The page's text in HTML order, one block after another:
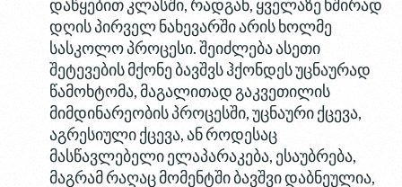
დაწყებით კლასში, რადგან, ყველაზე ხშირად
დღის პირველ ნახევარში არის ხოლმე
სასკოლო პროცესი. შეიძლება ასეთი
შეტევების მქონე ბავშვს ჰქონდეს უცნაურად
წამოხტომა, მაგალითად გაკვეთილის
მიმდინარეობის პროცესში, უცნაური ქცევა,
აგრესიული ქცევა, ან როდესაც
მასწავლებელი ელაპარაკება, ესაუბრება,
მაგრამ რაღაც მომენტში ბავშვი დაბნეულია,